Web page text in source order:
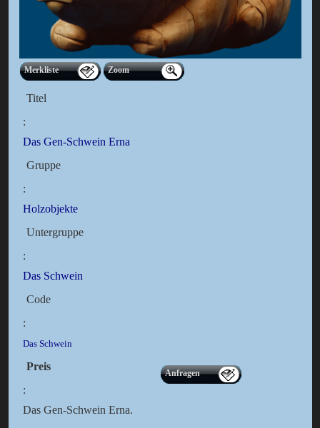
Merkliste Zoom
Titel
:
Das Gen-Schwein Erna
Gruppe
:
Holzobjekte
Untergruppe
:
Das Schwein
Code
:
Das Schwein
Preis
:
Anfragen
Das Gen-Schwein Erna.